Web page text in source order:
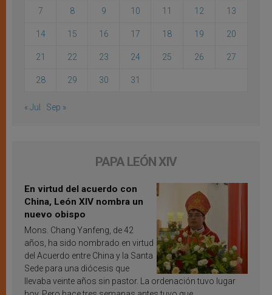
7 8 9 10 11 12 13
14 15 16 17 18 19 20
21 22 23 24 25 26 27
28 29 30 31
« Jul Sep »
PAPA LEÓN XIV
En virtud del acuerdo con
China, León XIV nombra un
nuevo obispo
Mons. Chang Yanfeng, de 42
años, ha sido nombrado en virtud
del Acuerdo entre China y la Santa
Sede para una diócesis que
llevaba veinte años sin pastor. La ordenación tuvo lugar